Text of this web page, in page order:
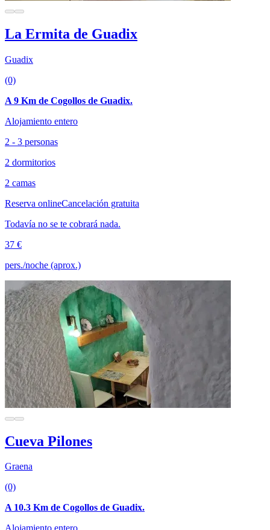
La Ermita de Guadix
Guadix
(0)
A 9 Km de Cogollos de Guadix.
Alojamiento entero
2 - 3 personas
2 dormitorios
2 camas
Reserva onlineCancelación gratuita
Todavía no se te cobrará nada.
37 €
pers./noche (aprox.)
Cueva Pilones
Graena
(0)
A 10.3 Km de Cogollos de Guadix.